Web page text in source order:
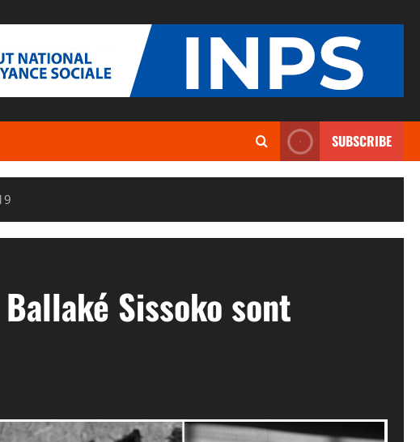
SUBSCRIBE
Sissoko sont